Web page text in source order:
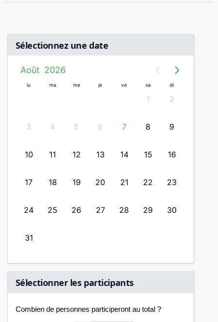
Sélectionnez une date
Août 2026
lu ma me je ve sa di
1 2
3 4 5 6 7 8 9
10 11 12 13 14 15 16
17 18 19 20 21 22 23
24 25 26 27 28 29 30
31
Sélectionner les participants
Combien de personnes participeront au total ?